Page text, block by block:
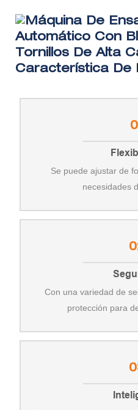
Característica De
Se puede ajustar de
necesidades
Con una variedad de
protección para